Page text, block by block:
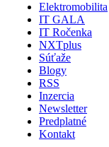
Elektromobilita
IT GALA
IT Ročenka
NXTplus
Súťaže
Blogy
RSS
Inzercia
Newsletter
Predplatné
Kontakt